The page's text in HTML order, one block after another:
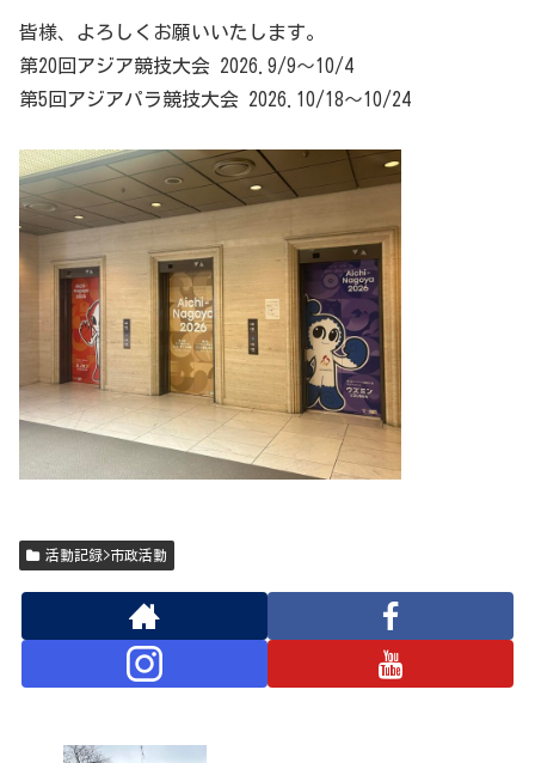
皆様、よろしくお願いいたします。
第20回アジア競技大会 2026.9/9〜10/4
第5回アジアパラ競技大会 2026.10/18〜10/24
活動記録>市政活動